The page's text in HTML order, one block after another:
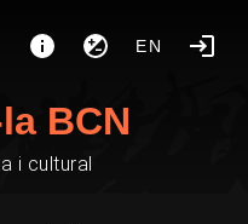
EN
BCN
i cultural